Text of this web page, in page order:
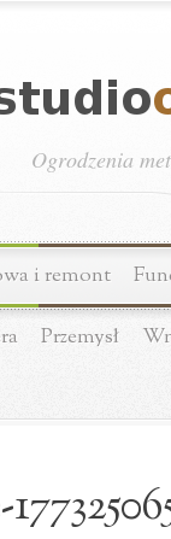
Ogrodzenia
i remont
Przemysł